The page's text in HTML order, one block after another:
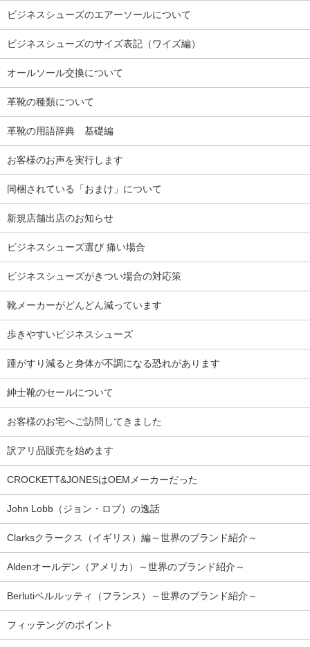
ビジネスシューズのエアーソールについて
ビジネスシューズのサイズ表記（ワイズ編）
オールソール交換について
革靴の種類について
革靴の用語辞典 基礎編
お客様のお声を実行します
同梱されている「おまけ」について
新規店舗出店のお知らせ
ビジネスシューズ選び 痛い場合
ビジネスシューズがきつい場合の対応策
靴メーカーがどんどん減っています
歩きやすいビジネスシューズ
踵がすり減ると身体が不調になる恐れがあります
紳士靴のセールについて
お客様のお宅へご訪問してきました
訳アリ品販売を始めます
CROCKETT&JONESはOEMメーカーだった
John Lobb（ジョン・ロブ）の逸話
Clarksクラークス（イギリス）編～世界のブランド紹介～
Aldenオールデン（アメリカ）～世界のブランド紹介～
Berlutiベルルッティ（フランス）～世界のブランド紹介～
フィッテングのポイント